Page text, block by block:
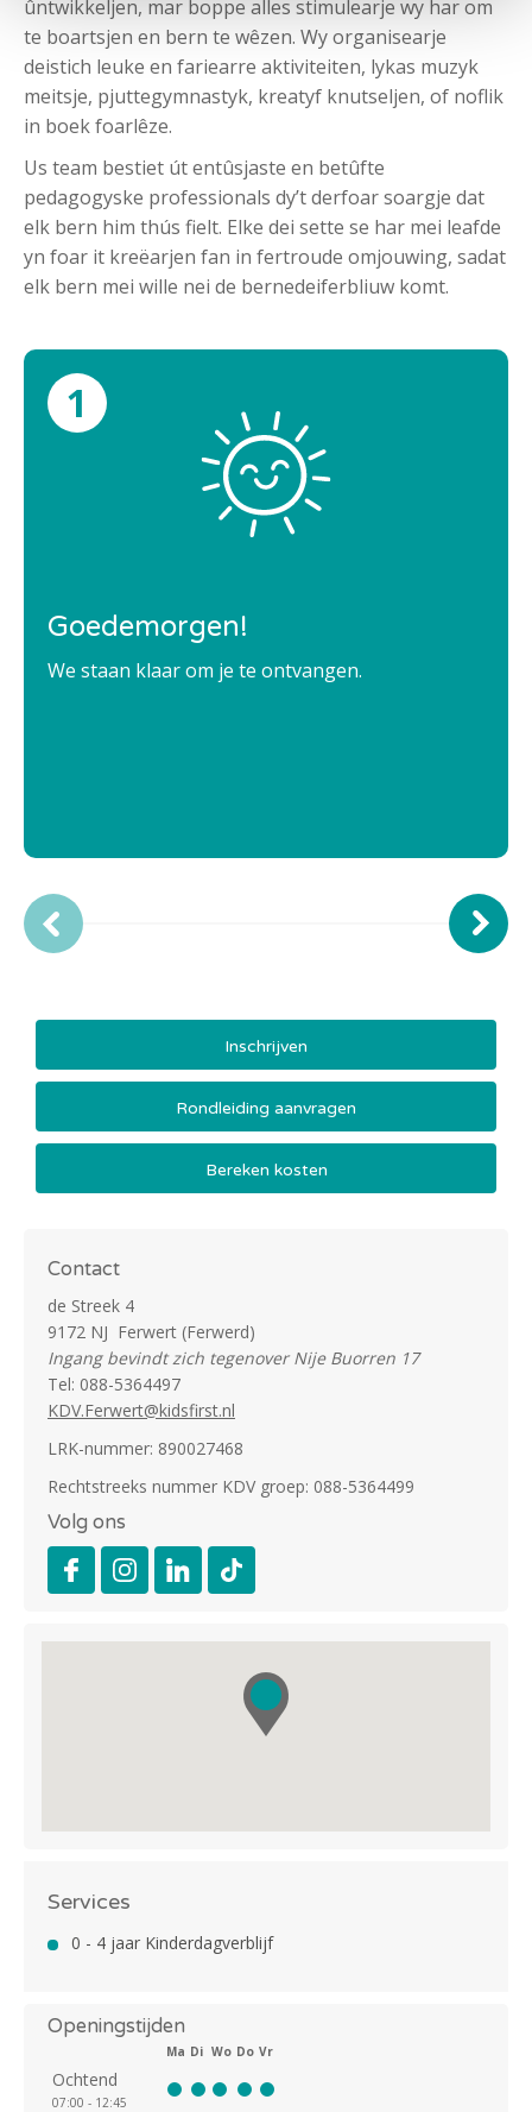
ûntwikkeljen, mar boppe alles stimulearje wy har om
te boartsjen en bern te wêzen. Wy organisearje
deistich leuke en fariearre aktiviteiten, lykas muzyk
meitsje, pjuttegymnastyk, kreatyf knutseljen, of noflik
in boek foarlêze.
Us team bestiet út entûsjaste en betûfte
pedagogyske professionals dy’t derfoar soargje dat
elk bern him thús fielt. Elke dei sette se har mei leafde
yn foar it kreëarjen fan in fertroude omjouwing, sadat
elk bern mei wille nei de bernedeiferbliuw komt.
Goedemorgen!
We staan klaar om je te ontvangen.
Inschrijven
Rondleiding aanvragen
Bereken kosten
Contact
de Streek 4
9172 NJ Ferwert (Ferwerd)
Ingang bevindt zich tegenover Nije Buorren 17
Tel: 088-5364497
KDV.Ferwert@kidsfirst.nl
LRK-nummer: 890027468
Rechtstreeks nummer KDV groep: 088-5364499
Volg ons
Services
0 - 4 jaar Kinderdagverblijf
Openingstijden
Ma Di Wo Do Vr
Ochtend
07:00 - 12:45